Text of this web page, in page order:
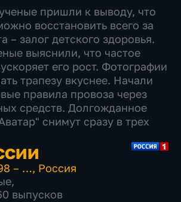
пришли к выводу, что
восстановить всего за
– залог детского здоровья.
выяснили, что частое
его рост. Фотографии
трапезу вкуснее. Начали
правила провоза через
средств. Долгожданное
снимут сразу в трех
– …, Россия
,
выпусков